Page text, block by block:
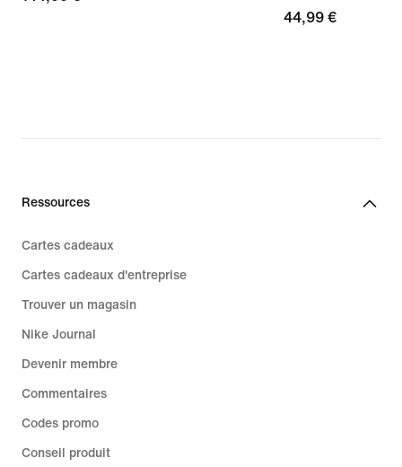
44,99 €
44,99 €
Ressources
Cartes cadeaux
Cartes cadeaux d'entreprise
Trouver un magasin
Nike Journal
Devenir membre
Commentaires
Codes promo
Conseil produit